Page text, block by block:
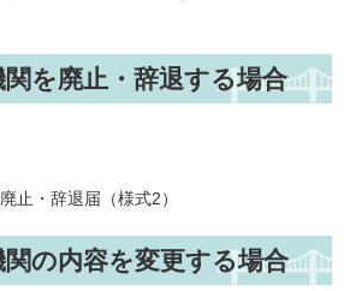
を廃止・辞退する場合
止・辞退届（様式2）
の内容を変更する場合